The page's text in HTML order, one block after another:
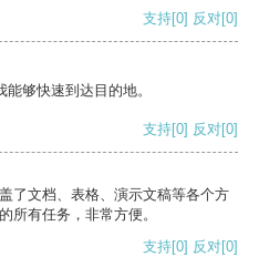
支持[0] 反对[0]
够快速到达目的地。
支持[0] 反对[0]
了文档、表格、演示文稿等各个方
所有任务，非常方便。
支持[0] 反对[0]